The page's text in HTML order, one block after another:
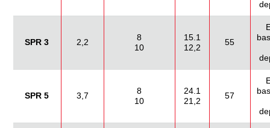
SPR 3 2,2
8
10
15.1
12,2
55
SPR 5 3,7
8
10
24.1
21,2
57